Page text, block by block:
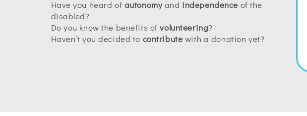
Have you heard of autonomyand independence of the
disabled?
Do you know the benefits ofvolunteering?
Haven’t you decided to contribute with a donation yet?